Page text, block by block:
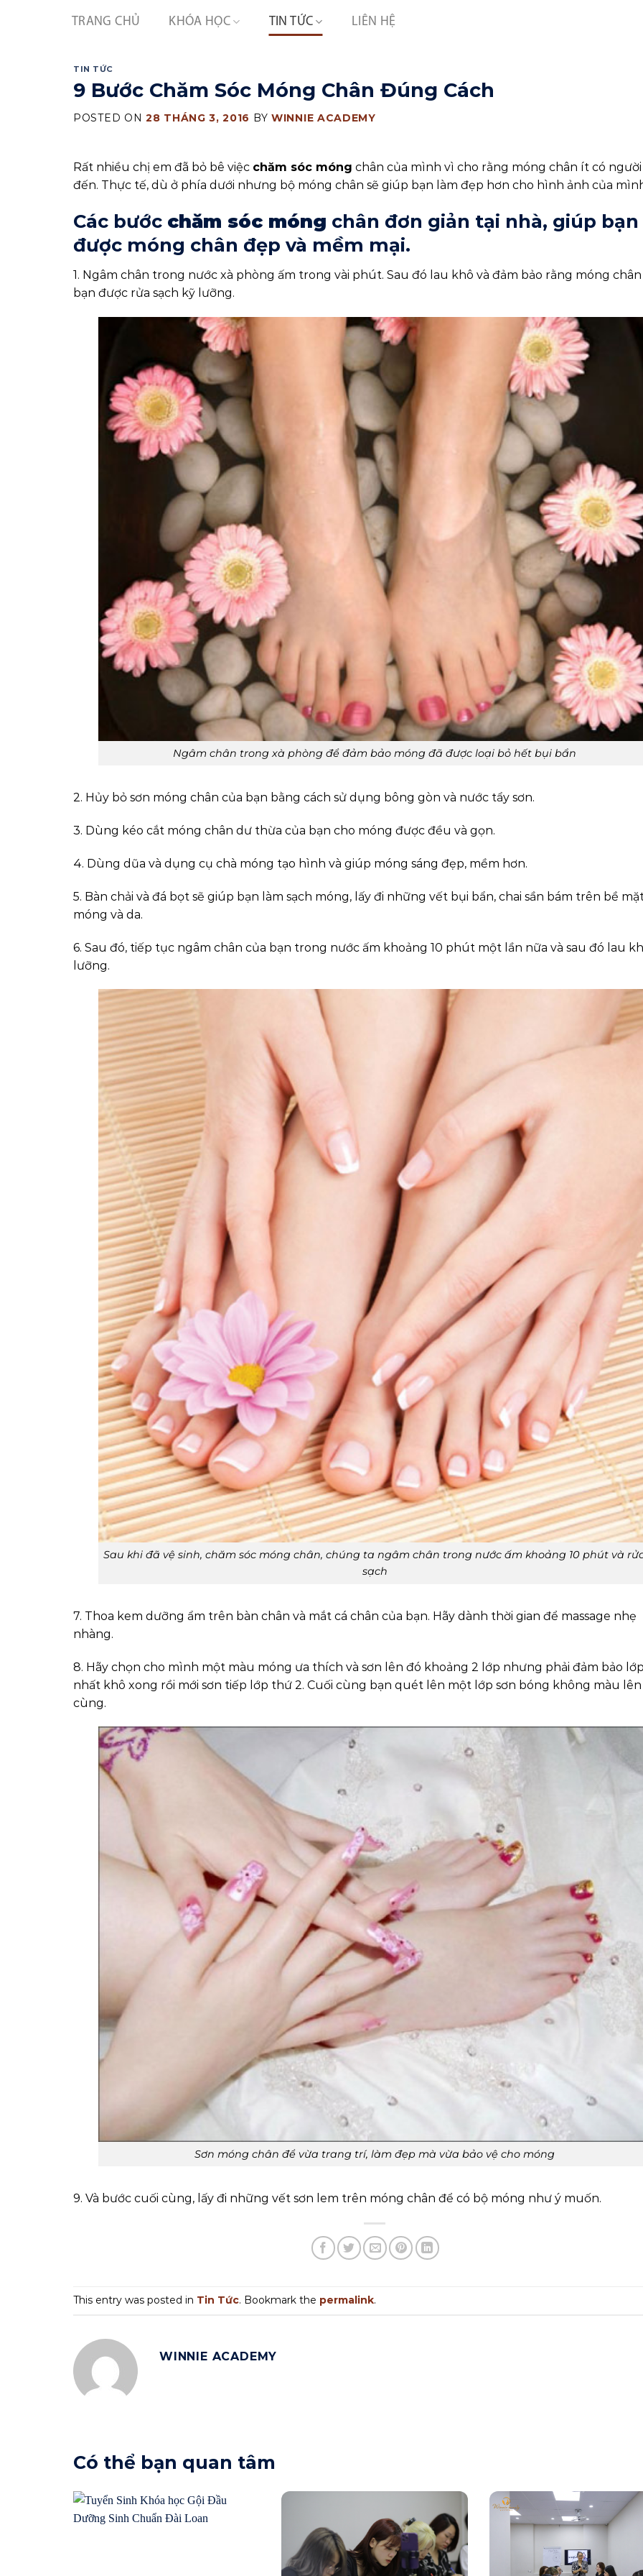
TRANG CHỦ KHÓA HỌC TIN TỨC LIÊN HỆ
TIN TỨC
9 Bước Chăm Sóc Móng Chân Đúng Cách
POSTED ON 28 THÁNG 3, 2016 BYWINNIE ACADEMY
Rất nhiều chị em đã bỏ bê việc chăm sóc móng chân của mình vì cho rằng móng chân ít có
đến. Thực tế, dù ở phía dưới nhưng bộ móng chân sẽ giúp bạn làm đẹp hơn cho hình ảnh của
Các bước chăm sóc móng chân đơn giản tại nhà, giúp bạn
được móng chân đẹp và mềm mại.
1. Ngâm chân trong nước xà phòng ấm trong vài phút. Sau đó lau khô và đảm bảo rằng móng
bạn được rửa sạch kỹ lưỡng.
Ngâm chân trong xà phòng để đảm bảo móng đã được loại bỏ hết bụi bẩn
2. Hủy bỏ sơn móng chân của bạn bằng cách sử dụng bông gòn và nước tẩy sơn.
3. Dùng kéo cắt móng chân dư thừa của bạn cho móng được đều và gọn.
4. Dùng dũa và dụng cụ chà móng tạo hình và giúp móng sáng đẹp, mềm hơn.
5. Bàn chải và đá bọt sẽ giúp bạn làm sạch móng, lấy đi những vết bụi bẩn, chai sần bám trên bề
móng và da.
6. Sau đó, tiếp tục ngâm chân của bạn trong nước ấm khoảng 10 phút một lần nữa và sau đó lau
lưỡng.
Sau khi đã vệ sinh, chăm sóc móng chân, chúng ta ngâm chân trong nước ấm khoảng 10 phút và
sạch
7. Thoa kem dưỡng ẩm trên bàn chân và mắt cá chân của bạn. Hãy dành thời gian để massage nhẹ
nhàng.
8. Hãy chọn cho mình một màu móng ưa thích và sơn lên đó khoảng 2 lớp nhưng phải đảm bảo
nhất khô xong rồi mới sơn tiếp lớp thứ 2. Cuối cùng bạn quét lên một lớp sơn bóng không màu
cùng.
Sơn móng chân để vừa trang trí, làm đẹp mà vừa bảo vệ cho móng
9. Và bước cuối cùng, lấy đi những vết sơn lem trên móng chân để có bộ móng như ý muốn.
This entry was posted in Tin Tức. Bookmark the permalink.
WINNIE ACADEMY
Có thể bạn quan tâm